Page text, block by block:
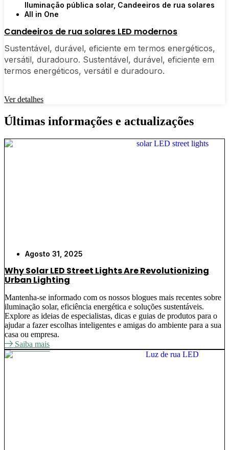
Iluminação pública solar, Candeeiros de rua solares
All in One
Candeeiros de rua solares LED modernos
Sustentável, durável, eficiente em termos energéticos,
versátil, duradouro. Sustentável, durável, eficiente em
termos energéticos, versátil e duradouro.
Ver detalhes
Últimas informações e actualizações
Agosto 31, 2025
Why Solar LED Street Lights Are Revolutionizing
Urban Lighting
Mantenha-se informado com os nossos blogues mais recentes sobre
iluminação solar, eficiência energética e soluções sustentáveis.
Explore as ideias de especialistas, dicas e guias de produtos para o
ajudar a fazer escolhas inteligentes e amigas do ambiente para a sua
casa ou empresa.
Saiba mais